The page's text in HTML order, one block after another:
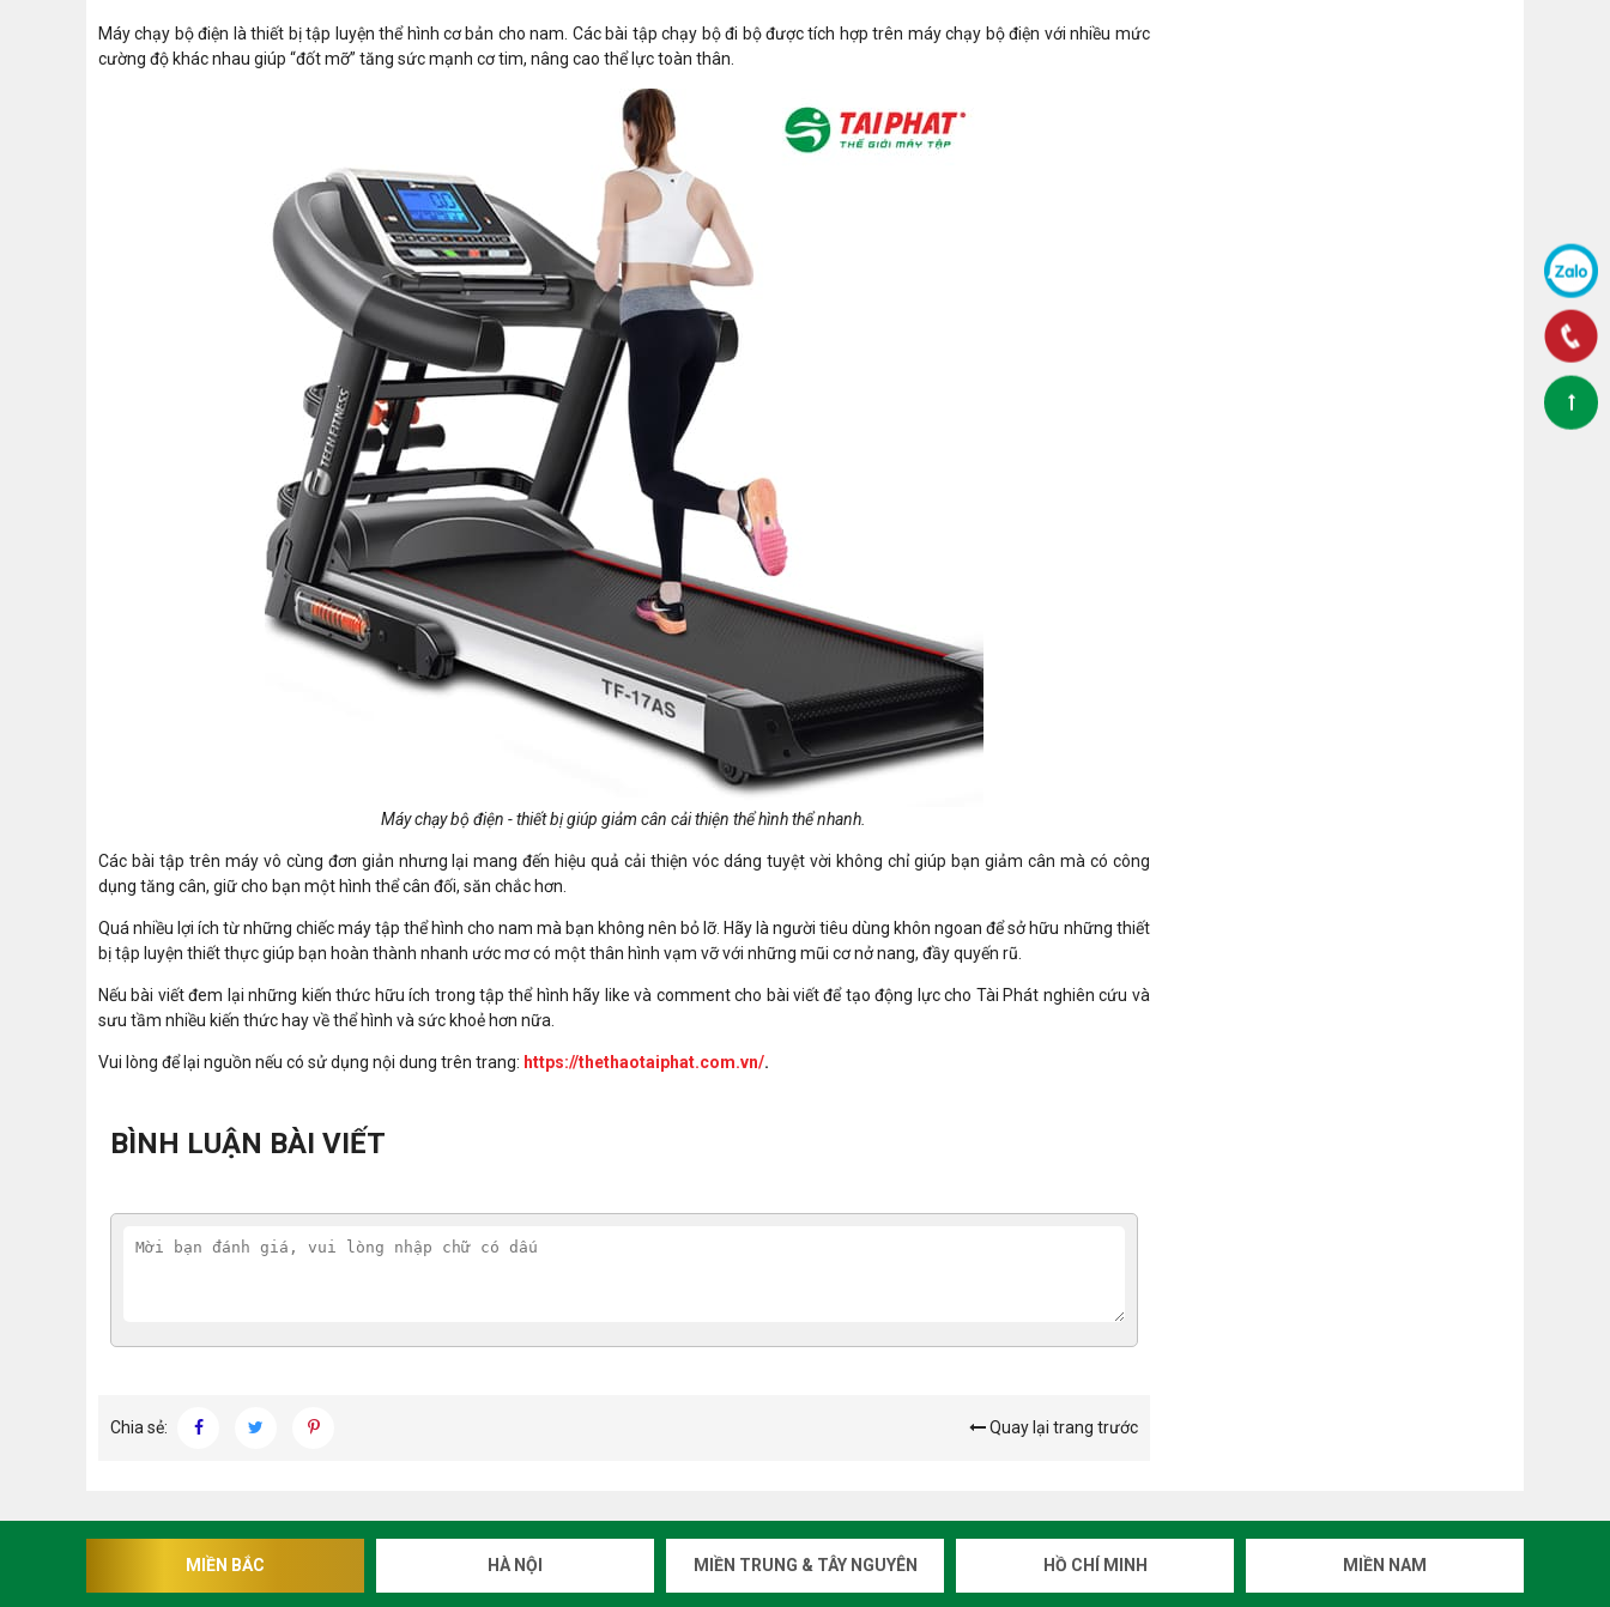
Máy chạy bộ điện là thiết bị tập luyện thể hình cơ bản cho nam. Các bài tập chạy bộ đi bộ được tích hợp trên máy chạy bộ điện với nhiều mức
cường độ khác nhau giúp “đốt mỡ” tăng sức mạnh cơ tim, nâng cao thể lực toàn thân.
Máy chạy bộ điện - thiết bị giúp giảm cân cải thiện thể hình thể nhanh.
Các bài tập trên máy vô cùng đơn giản nhưng lại mang đến hiệu quả cải thiện vóc dáng tuyệt vời không chỉ giúp bạn giảm cân mà có công
dụng tăng cân, giữ cho bạn một hình thể cân đối, săn chắc hơn.
Quá nhiều lợi ích từ những chiếc máy tập thể hình cho nam mà bạn không nên bỏ lỡ. Hãy là người tiêu dùng khôn ngoan để sở hữu những thiết
bị tập luyện thiết thực giúp bạn hoàn thành nhanh ước mơ có một thân hình vạm vỡ với những mũi cơ nở nang, đầy quyến rũ.
Nếu bài viết đem lại những kiến thức hữu ích trong tập thể hình hãy like và comment cho bài viết để tạo động lực cho Tài Phát nghiên cứu và
sưu tầm nhiều kiến thức hay về thể hình và sức khoẻ hơn nữa.
Vui lòng để lại nguồn nếu có sử dụng nội dung trên trang: https://thethaotaiphat.com.vn/.
BÌNH LUẬN BÀI VIẾT
Chia sẻ: Quay lại trang trước
MIỀN BẮC HÀ NỘI MIỀN TRUNG & TÂY NGUYÊN HỒ CHÍ MINH MIỀN NAM